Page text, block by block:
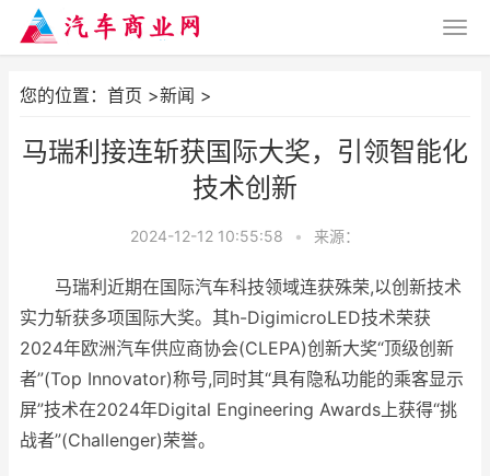
您的位置： 首页 >新闻 >
马瑞利接连斩获国际大奖，引领智能化
技术创新
2024-12-12 10:55:58 • 来源：
马瑞利近期在国际汽车科技领域连获殊荣,以创新技术
实力斩获多项国际大奖。其h-DigimicroLED技术荣获
2024年欧洲汽车供应商协会(CLEPA)创新大奖“顶级创新
者”(Top Innovator)称号,同时其“具有隐私功能的乘客显示
屏”技术在2024年Digital Engineering Awards上获得“挑
战者”(Challenger)荣誉。